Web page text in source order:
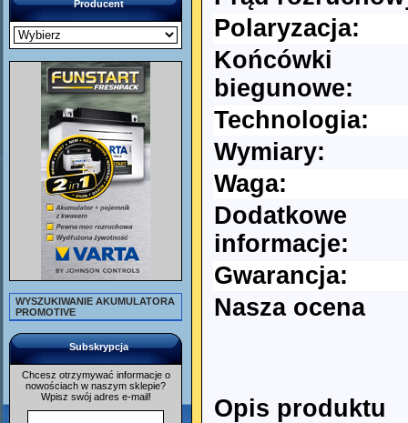
Producent
WYSZUKIWANIE AKUMULATORA
PROMOTIVE
Subskrypcja
Chcesz otrzymywać informacje o
nowościach w naszym sklepie?
Wpisz swój adres e-mail!
Polaryzacja:
Końcówki
biegunowe:
Technologia:
Wymiary:
Waga:
Dodatkowe
informacje:
Gwarancja:
Nasza ocena
Opis produktu